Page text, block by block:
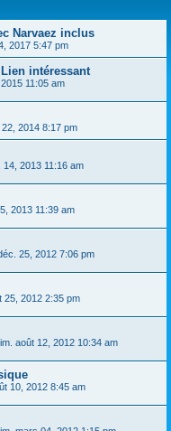
Narvaez inclus
2017 5:47 pm
intéressant
11:05 am
2014 8:17 pm
14, 2013 11:16 am
2013 11:39 am
25, 2012 7:06 pm
25, 2012 2:35 pm
août 12, 2012 10:34 am
10, 2012 8:45 am